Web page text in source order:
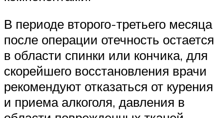
В периоде второго-третьего месяца
после операции отечность остается
в области спинки или кончика, для
скорейшего восстановления врачи
рекомендуют отказаться от курения
и приема алкоголя, давления в